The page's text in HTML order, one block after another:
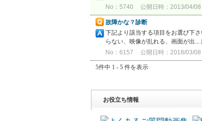
No：5740 公開日時：2013/04/08
故障かな？診断
下記より該当する項目をお選び下
らない、映像が乱れる、画面が出...
No：6157 公開日時：2018/03/
5件中 1 - 5 件を表示
お役立ち情報